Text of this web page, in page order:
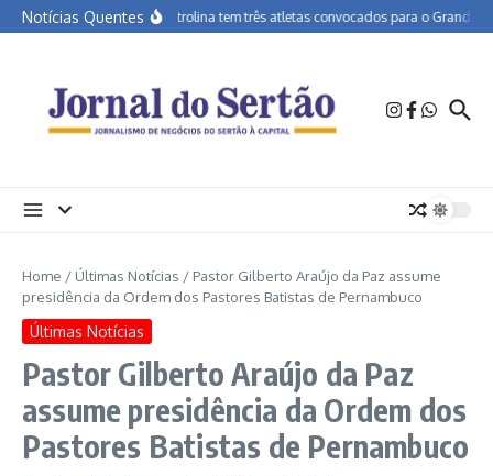
Ir para o conteúdo
Notícias QuentesAPA Petrolina tem três atletas convocados para o Grand Prix
Home / Últimas Notícias / Pastor Gilberto Araújo da Paz assume
presidência da Ordem dos Pastores Batistas de Pernambuco
Últimas Notícias
Pastor Gilberto Araújo da Paz
assume presidência da Ordem dos
Pastores Batistas de Pernambuco